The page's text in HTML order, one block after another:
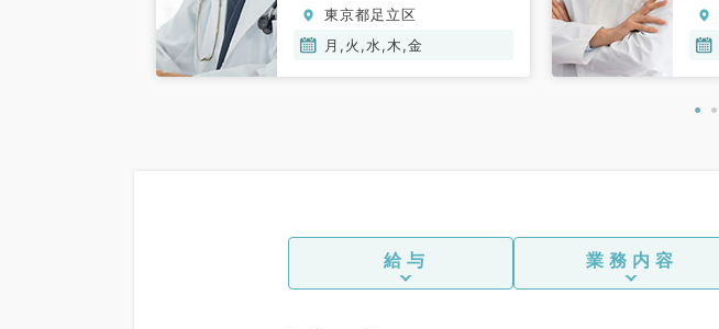
東京都足立区
月,火,水,木,金
給与 業務内容